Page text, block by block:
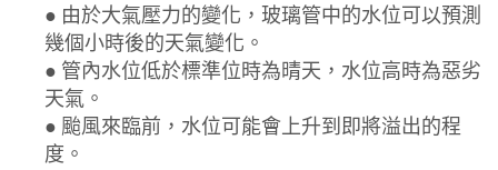
● 由於大氣壓力的變化，玻璃管中的水位可以預測
幾個小時後的天氣變化。
● 管內水位低於標準位時為晴天，水位高時為惡劣
天氣。
● 颱風來臨前，水位可能會上升到即將溢出的程
度。